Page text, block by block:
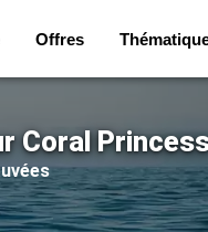
Offres
Coral